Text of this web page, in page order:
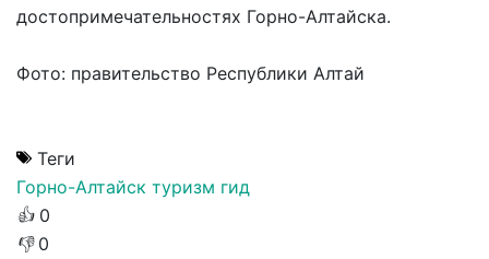
достопримечательностях Горно-Алтайска.
Фото: правительство Республики Алтай
Теги
Горно-Алтайск туризм гид
👍 0
👎 0